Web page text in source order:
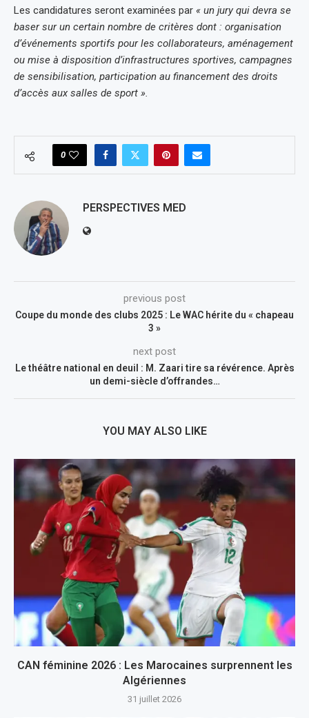
Les candidatures seront examinées par « un jury qui devra se
baser sur un certain nombre de critères dont : organisation
d’événements sportifs pour les collaborateurs, aménagement
ou mise à disposition d’infrastructures sportives, campagnes
de sensibilisation, participation au financement des droits
d’accès aux salles de sport ».
0
PERSPECTIVES MED
previous post
Coupe du monde des clubs 2025 : Le WAC hérite du « chapeau
3 »
next post
Le théâtre national en deuil : M. Zaari tire sa révérence. Après
un demi-siècle d’offrandes…
YOU MAY ALSO LIKE
CAN féminine 2026 : Les Marocaines surprennent les
Algériennes
31 juillet 2026